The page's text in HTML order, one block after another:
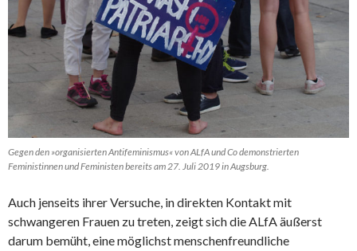
Gegen den »organisierten Antifeminismus« von ALfA und Co demonstrierten
Feministinnen und Feministen bereits am 27. Juli 2019 in Augsburg.
Auch jenseits ihrer Versuche, in direkten Kontakt mit
schwangeren Frauen zu treten, zeigt sich die ALfA äußerst
darum bemüht, eine möglichst menschenfreundliche